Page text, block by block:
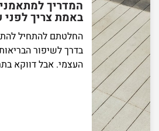
המדריך
באמת צריך
החלטתם להתחיל
בדרך לשיפור
העצמי. אבל דווקא